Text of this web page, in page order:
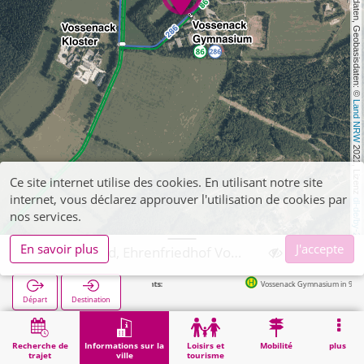
, Kartendaten, Geobasisdaten: ©
Land NRW
2021, Lizenz
dl-de/by-2-0
Recherche de
trajet
Informations sur la
ville
Loisirs et
tourisme
Mobilité plus
Départ Destination
Vossenack Gymnasium in 92m
Démarrage Informations sur la ville Hürtgenwald, Ehrenfriedhof Vossenack
Ce site internet utilise des cookies. En utilisant notre site
internet, vous déclarez approuver l'utilisation de cookies par
nos services.
En savoir plus
J'accepte